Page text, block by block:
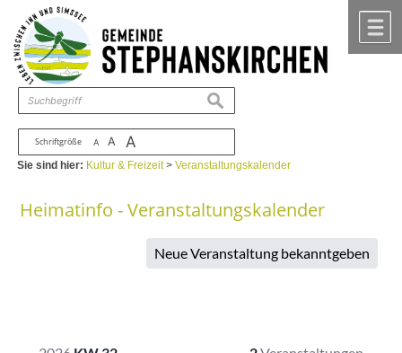
Zum Inhalt ,zur Navigation
Schriftgröße A A A
suchen
Sie sind hier: Kultur & Freizeit>Veranstaltungskalender
Heimatinfo - Veranstaltungskalender